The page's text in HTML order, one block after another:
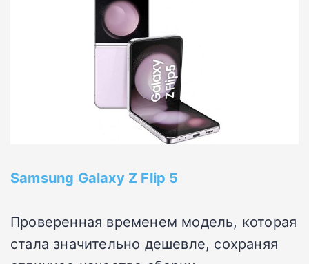
Samsung Galaxy Z Flip 5
Проверенная временем модель, которая
стала значительно дешевле, сохраняя